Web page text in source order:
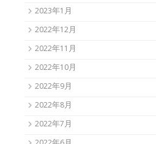
2023年1月
2022年12月
2022年11月
2022年10月
2022年9月
2022年8月
2022年7月